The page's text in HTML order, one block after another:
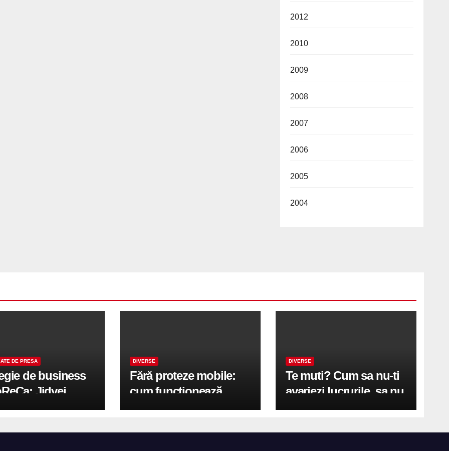
2012
2010
2009
2008
2007
2006
2005
2004
DE PRESA
de business
Jidvei
terasele în
DIVERSE
Fără proteze mobile:
cum funcționează
reabilitarea completă
DIVERSE
Te muti? Cum sa nu-ti
avariezi lucrurile, sa nu
zgarii podeaua sau sa